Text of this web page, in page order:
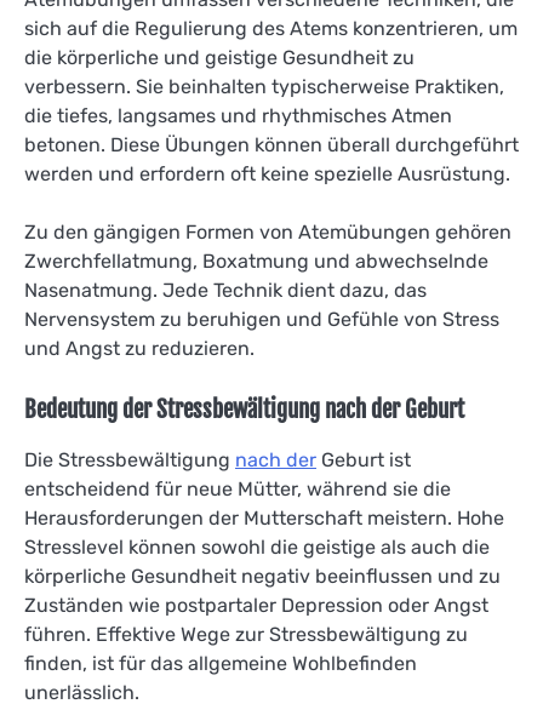
sich auf die Regulierung des Atems konzentrieren, um
die körperliche und geistige Gesundheit zu
verbessern. Sie beinhalten typischerweise Praktiken,
die tiefes, langsames und rhythmisches Atmen
betonen. Diese Übungen können überall durchgeführt
werden und erfordern oft keine spezielle Ausrüstung.
Zu den gängigen Formen von Atemübungen gehören
Zwerchfellatmung, Boxatmung und abwechselnde
Nasenatmung. Jede Technik dient dazu, das
Nervensystem zu beruhigen und Gefühle von Stress
und Angst zu reduzieren.
Bedeutung der Stressbewältigung nach der Geburt
Die Stressbewältigung nach der Geburt ist
entscheidend für neue Mütter, während sie die
Herausforderungen der Mutterschaft meistern. Hohe
Stresslevel können sowohl die geistige als auch die
körperliche Gesundheit negativ beeinflussen und zu
Zuständen wie postpartaler Depression oder Angst
führen. Effektive Wege zur Stressbewältigung zu
finden, ist für das allgemeine Wohlbefinden
unerlässlich.